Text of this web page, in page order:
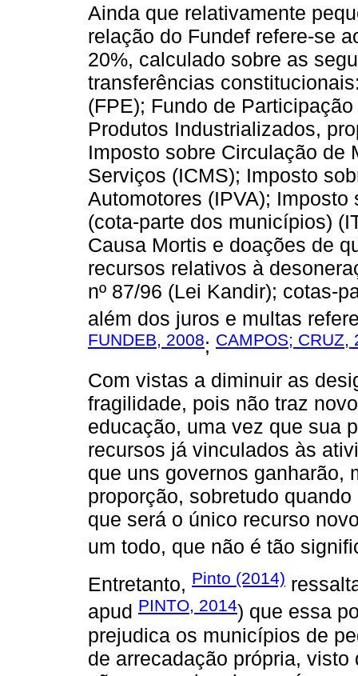
Ainda que relativamente
relação do Fundef refere-se
20%, calculado sobre as
transferências
(FPE); Fundo de
Produtos Industrializados,
Imposto sobre Circulação de
Serviços (ICMS); Imposto
Automotores (IPVA); Imposto
(cota-parte dos municípios)
Causa Mortis e doações de
recursos relativos à
nº 87/96 (Lei Kandir); cotas-
além dos juros e multas
FUNDEB, 2008; CAMPOS; CRUZ,
Com vistas a diminuir as
fragilidade, pois não traz
educação, uma vez que sua
recursos já vinculados às
que uns governos ganharão,
proporção, sobretudo
que será o único recurso
um todo, que não é tão
Entretanto, Pinto (2014)
apud PINTO, 2014) que essa
prejudica os municípios de
de arrecadação própria,